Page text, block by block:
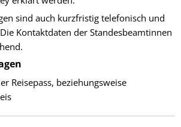
sind auch kurzfristig telefonisch und
Kontaktdaten der Standesbeamtinnen
Reisepass, beziehungsweise